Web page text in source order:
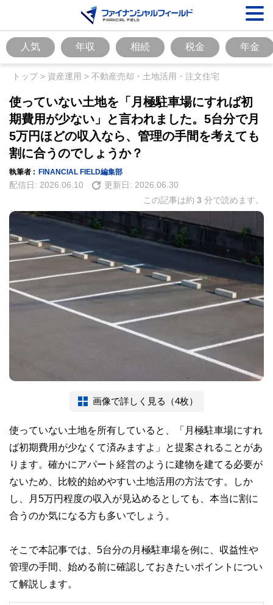
人気 年収 相続 税金 年金
トップ> 資産運用 > 不動産売却・土地活用・注文住宅
使っていない土地を「月極駐車場にすれば初
期費用が少ない」と言われました。5台分で月
5万円ほどの収入なら、管理の手間を考えても
割に合うのでしょうか？
執筆者 : FINANCIAL FIELD編集部
配信日: 2026.06.10 更新日: 2026.06.30
この記事は約 3 分で読めます。
画像で詳しく見る（4枚）
使っていない土地を所有していると、「月極駐車場にすれ
ば初期費用が少なくて済みますよ」と提案されることがあ
ります。確かにアパート経営のように建物を建てる必要が
ないため、比較的始めやすい土地活用の方法です。しか
し、月5万円程度の収入が見込めるとしても、本当に割に
合うのか気になる方も多いでしょう。
そこで本記事では、5台分の月極駐車場を例に、収益性や
管理の手間、始める前に確認しておきたいポイントについ
て解説します。